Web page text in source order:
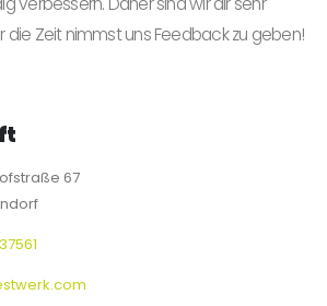
die Zeit nimmst uns Feedback zu geben!
67